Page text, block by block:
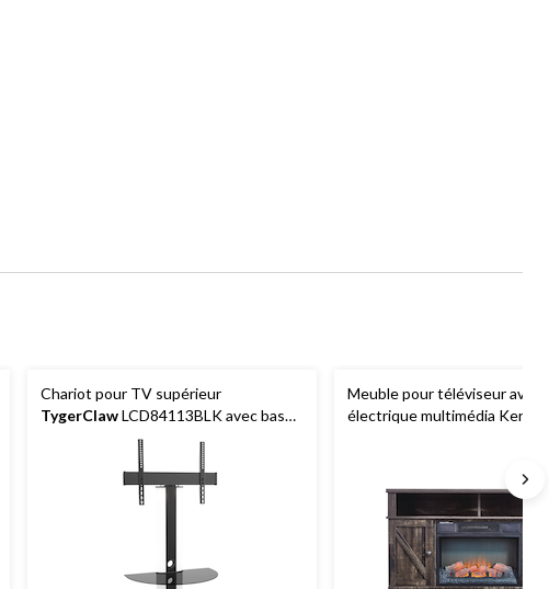
Chariot pour TV supérieur
TygerClawLCD84113BLK avec base
et tablette en verre lustré, 32 à 55 po
Meuble pour téléviseur avec
électrique multimédia Kerry,